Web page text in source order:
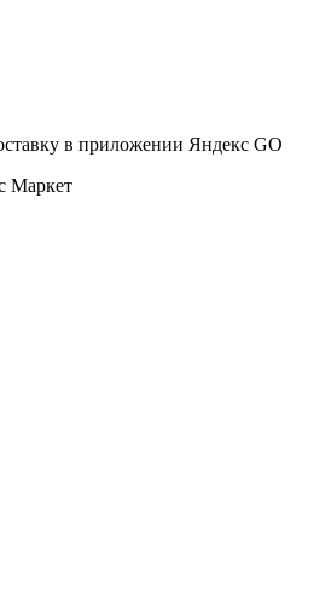
в приложении Яндекс GO
Маркет